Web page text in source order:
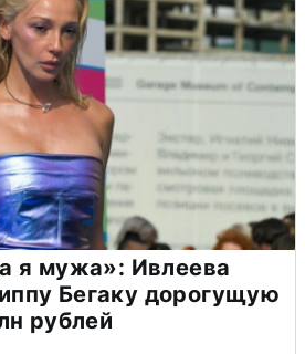
я мужа»: Ивлеева
Бегаку дорогущую
рублей